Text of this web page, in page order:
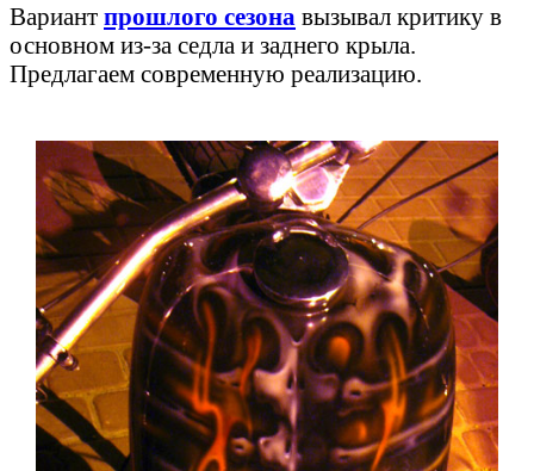
Вариант прошлого сезона вызывал критику в
основном из-за седла и заднего крыла.
Предлагаем современную реализацию.